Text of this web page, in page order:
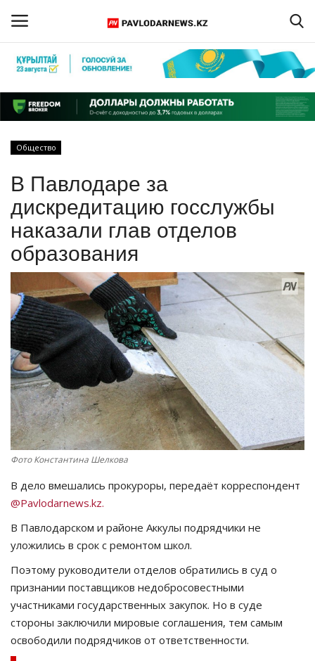
Регистрация
Главная
ПАВЛОДАРСКАЯ ОБЛАСТЬ
КАЗАХСТАН
МИР
СПЕЦПРОЕКТЫ
СПОРТ
Чек-лист
РАЗВЛЕЧЕНИЯ
OFFICIAL
Курултай
Қазақша Русский
Общество
В Павлодаре за
дискредитацию госслужбы
наказали глав отделов
образования
Фото Константина Шелкова
В дело вмешались прокуроры, передаёт корреспондент
@Pavlodarnews.kz.
В Павлодарском и районе Аккулы подрядчики не
уложились в срок с ремонтом школ.
Поэтому руководители отделов обратились в суд о
признании поставщиков недобросовестными
участниками государственных закупок. Но в суде
стороны заключили мировые соглашения, тем самым
освободили подрядчиков от ответственности.